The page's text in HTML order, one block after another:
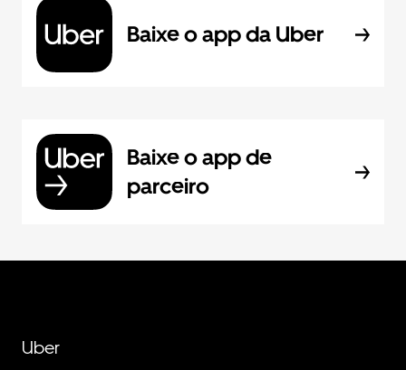
Baixe o app da Uber
Baixe o app de
parceiro
Uber